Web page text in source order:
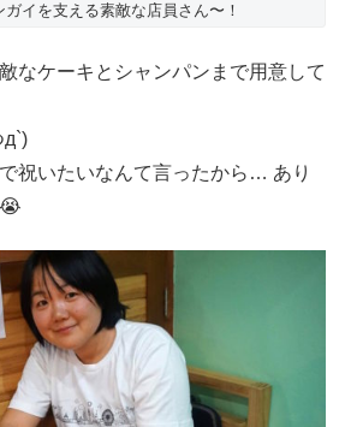
イを支える素敵な店員さん〜！
なケーキとシャンパンまで用意して
祝いたいなんて言ったから… あり